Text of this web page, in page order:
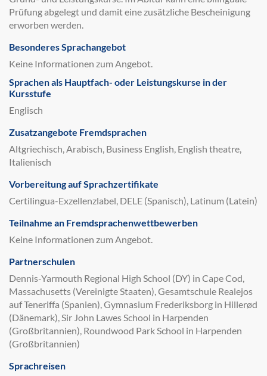
Prüfung abgelegt und damit eine zusätzliche Bescheinigung
erworben werden.
Besonderes Sprachangebot
Keine Informationen zum Angebot.
Sprachen als Hauptfach- oder Leistungskurse in der
Kursstufe
Englisch
Zusatzangebote Fremdsprachen
Altgriechisch, Arabisch, Business English, English theatre,
Italienisch
Vorbereitung auf Sprachzertifikate
Certilingua-Exzellenzlabel, DELE (Spanisch), Latinum (Latein)
Teilnahme an Fremdsprachenwettbewerben
Keine Informationen zum Angebot.
Partnerschulen
Dennis-Yarmouth Regional High School (DY) in Cape Cod,
Massachusetts (Vereinigte Staaten), Gesamtschule Realejos
auf Teneriffa (Spanien), Gymnasium Frederiksborg in Hillerød
(Dänemark), Sir John Lawes School in Harpenden
(Großbritannien), Roundwood Park School in Harpenden
(Großbritannien)
Sprachreisen